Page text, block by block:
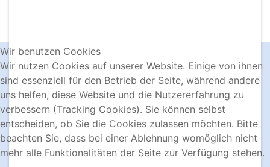
Wir benutzen Cookies
Wir nutzen Cookies auf unserer Website. Einige von ihnen
sind essenziell für den Betrieb der Seite, während andere
uns helfen, diese Website und die Nutzererfahrung zu
verbessern (Tracking Cookies). Sie können selbst
entscheiden, ob Sie die Cookies zulassen möchten. Bitte
beachten Sie, dass bei einer Ablehnung womöglich nicht
mehr alle Funktionalitäten der Seite zur Verfügung stehen.